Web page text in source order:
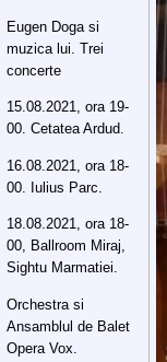
Eugen Doga si
muzica lui. Trei
concerte
15.08.2021, ora 19-
00. Cetatea Ardud.
16.08.2021, ora 18-
00. Iulius Parc.
18.08.2021, ora 18-
00, Ballroom Miraj,
Sightu Marmatiei.
Orchestra si
Ansamblul de Balet
Opera Vox.